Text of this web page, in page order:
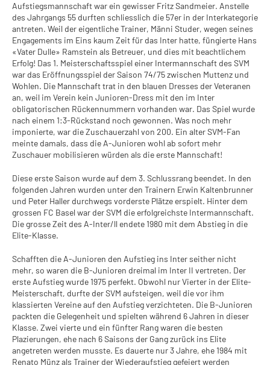
Aufstiegsmannschaft war ein gewisser Fritz Sandmeier. Anstelle
des Jahrgangs 55 durften schliesslich die 57er in der Interkategorie
antreten. Weil der eigentliche Trainer, Männi Studer, wegen seines
Engagements im Eins kaum Zeit für das Inter hatte, füngierte Hans
«Vater Dulle» Ramstein als Betreuer, und dies mit beachtlichem
Erfolg! Das 1. Meisterschaftsspiel einer Intermannschaft des SVM
war das Eröffnungsspiel der Saison 74/75 zwischen Muttenz und
Wohlen. Die Mannschaft trat in den blauen Dresses der Veteranen
an, weil im Verein kein Junioren-Dress mit den im Inter
obligatorischen Rückennummern vorhanden war. Das Spiel wurde
nach einem 1:3-Rückstand noch gewonnen. Was noch mehr
imponierte, war die Zuschauerzahl von 200. Ein alter SVM-Fan
meinte damals, dass die A-Junioren wohl ab sofort mehr
Zuschauer mobilisieren würden als die erste Mannschaft!
Diese erste Saison wurde auf dem 3. Schlussrang beendet. In den
folgenden Jahren wurden unter den Trainern Erwin Kaltenbrunner
und Peter Haller durchwegs vorderste Plätze erspielt. Hinter dem
grossen FC Basel war der SVM die erfolgreichste Intermannschaft.
Die grosse Zeit des A-Inter/ll endete 1980 mit dem Abstieg in die
Elite-Klasse.
Schafften die A-Junioren den Aufstieg ins Inter seither nicht
mehr, so waren die B-Junioren dreimal im Inter II vertreten. Der
erste Aufstieg wurde 1975 perfekt. Obwohl nur Vierter in der Elite-
Meisterschaft, durfte der SVM aufsteigen, weil die vor ihm
klassierten Vereine auf den Aufstieg verzichteten. Die B-Junioren
packten die Gelegenheit und spielten während 6 Jahren in dieser
Klasse. Zwei vierte und ein fünfter Rang waren die besten
Plazierungen, ehe nach 6 Saisons der Gang zurück ins Elite
angetreten werden musste. Es dauerte nur 3 Jahre, ehe 1984 mit
Renato Münz als Trainer der Wiederaufstieg gefeiert werden